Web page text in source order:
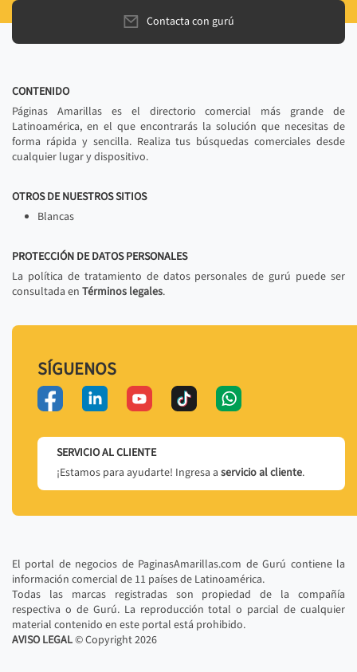
Contacta con gurú
CONTENIDO
Páginas Amarillas es el directorio comercial más grande de
Latinoamérica, en el que encontrarás la solución que necesitas de
forma rápida y sencilla. Realiza tus búsquedas comerciales desde
cualquier lugar y dispositivo.
OTROS DE NUESTROS SITIOS
Blancas
PROTECCIÓN DE DATOS PERSONALES
La política de tratamiento de datos personales de gurú puede ser
consultada en Términos legales.
SÍGUENOS
SERVICIO AL CLIENTE
¡Estamos para ayudarte! Ingresa a servicio al cliente.
El portal de negocios de PaginasAmarillas.com de Gurú contiene la
información comercial de 11 países de Latinoamérica.
Todas las marcas registradas son propiedad de la compañía
respectiva o de Gurú. La reproducción total o parcial de cualquier
material contenido en este portal está prohibido.
AVISO LEGAL© Copyright2026